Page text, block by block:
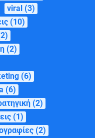
viral (3)
(10)
(2)
(6)
(6)
(2)
(1)
(2)